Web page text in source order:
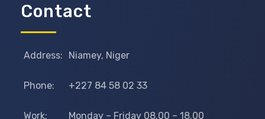
Contact
Address: Niamey, Niger
Phone: +227 84 58 02 33
Work: Monday – Friday 08.00 – 18.00